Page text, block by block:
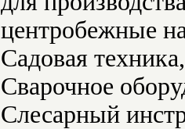
центробежные
Садовая
Сварочное
Слесарный